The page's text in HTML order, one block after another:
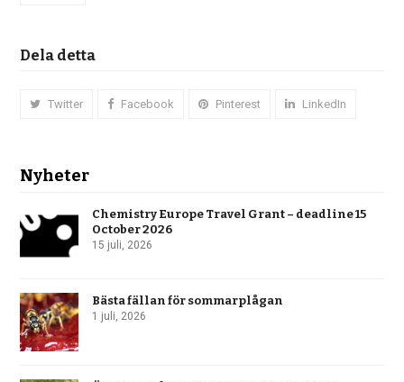
Dela detta
Twitter Facebook Pinterest LinkedIn
Nyheter
Chemistry Europe Travel Grant – deadline 15
October 2026
15 juli, 2026
Bästa fällan för sommarplågan
1 juli, 2026